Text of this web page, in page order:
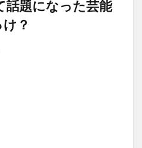
話題になった芸能
？